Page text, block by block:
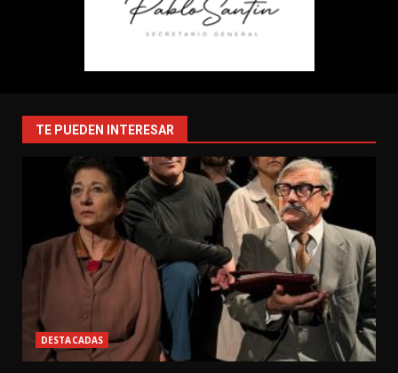
TE PUEDEN INTERESAR
DESTACADAS